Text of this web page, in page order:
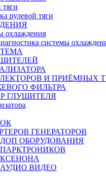
тяги
рулевой тяги
охлаждения
системы
И ПРИЁМНЫХ
ФИЛЬТРА
ГЛУШИТЕЛЯ
ГЕНЕРАТОРОВ
ОБОРУДОВАНИЯ
ВИДЕО